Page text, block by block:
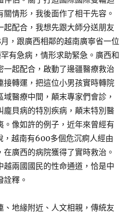
情形，我後面作了相干先容。
起配合，我想先跟大師分送朋友
，跟廣西相鄰的越南廣寧省一位
有急病，情形求助緊急。廣西和
一起配合，啟動了邊疆醫療救治
接轉運，把這位小男孩實時轉院
醫療中間，顛末專家們會診，
龐貝病的特別疾病，顛末特別醫
。像如許的例子，近年來曾經有
越南有600多個危沉痾人經由
廣西的病院獲得了實時救治。
越兩國國民的性命通道，恰是中
詮釋。
、地緣附近、人文相親，傳統友